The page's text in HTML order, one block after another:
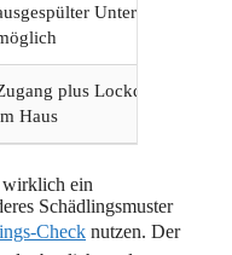
Untergrund
plus Lockquelle
Haus
wirklich ein
Schädlingsmuster
Check nutzen. Der